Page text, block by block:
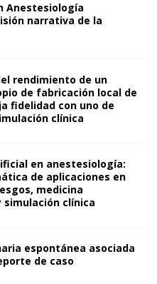
Anestesiología
narrativa de la
rendimiento de un
de fabricación local de
fidelidad con uno de
clínica
en anestesiología:
de aplicaciones en
medicina
simulación clínica
espontánea asociada
de caso